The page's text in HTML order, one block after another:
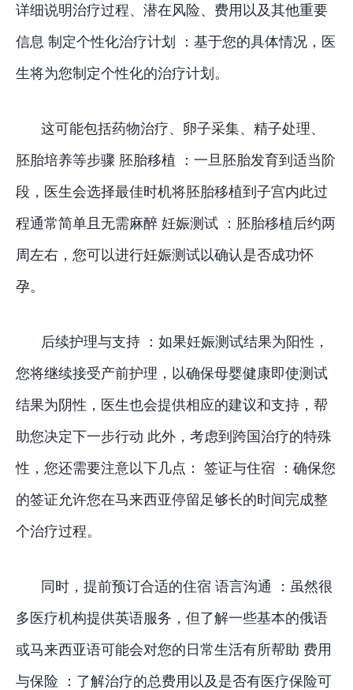
详细说明治疗过程、潜在风险、费用以及其他重要
信息 制定个性化治疗计划 ：基于您的具体情况，医
生将为您制定个性化的治疗计划。
这可能包括药物治疗、卵子采集、精子处理、
胚胎培养等步骤 胚胎移植 ：一旦胚胎发育到适当阶
段，医生会选择最佳时机将胚胎移植到子宫内此过
程通常简单且无需麻醉 妊娠测试 ：胚胎移植后约两
周左右，您可以进行妊娠测试以确认是否成功怀
孕。
后续护理与支持 ：如果妊娠测试结果为阳性，
您将继续接受产前护理，以确保母婴健康即使测试
结果为阴性，医生也会提供相应的建议和支持，帮
助您决定下一步行动 此外，考虑到跨国治疗的特殊
性，您还需要注意以下几点： 签证与住宿 ：确保您
的签证允许您在马来西亚停留足够长的时间完成整
个治疗过程。
同时，提前预订合适的住宿 语言沟通 ：虽然很
多医疗机构提供英语服务，但了解一些基本的俄语
或马来西亚语可能会对您的日常生活有所帮助 费用
与保险 ：了解治疗的总费用以及是否有医疗保险可